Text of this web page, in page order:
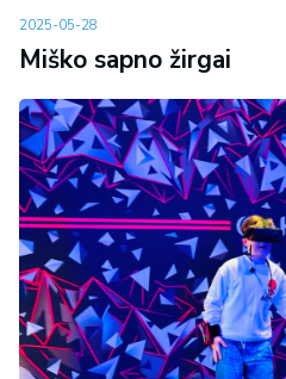
2025-05-28
Miško sapno žirgai